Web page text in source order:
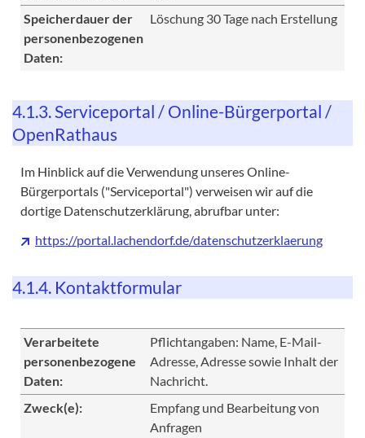
Speicherdauer der
personenbezogenen
Daten:
Löschung 30 Tage nach Erstellung
4.1.3. Serviceportal / Online-Bürgerportal /
OpenRathaus
Im Hinblick auf die Verwendung unseres Online-
Bürgerportals ("Serviceportal") verweisen wir auf die
dortige Datenschutzerklärung, abrufbar unter:
https://portal.lachendorf.de/datenschutzerklaerung
4.1.4. Kontaktformular
Verarbeitete
personenbezogene
Daten:
Pflichtangaben: Name, E-Mail-
Adresse, Adresse sowie Inhalt der
Nachricht.
Zweck(e):
Empfang und Bearbeitung von
Anfragen